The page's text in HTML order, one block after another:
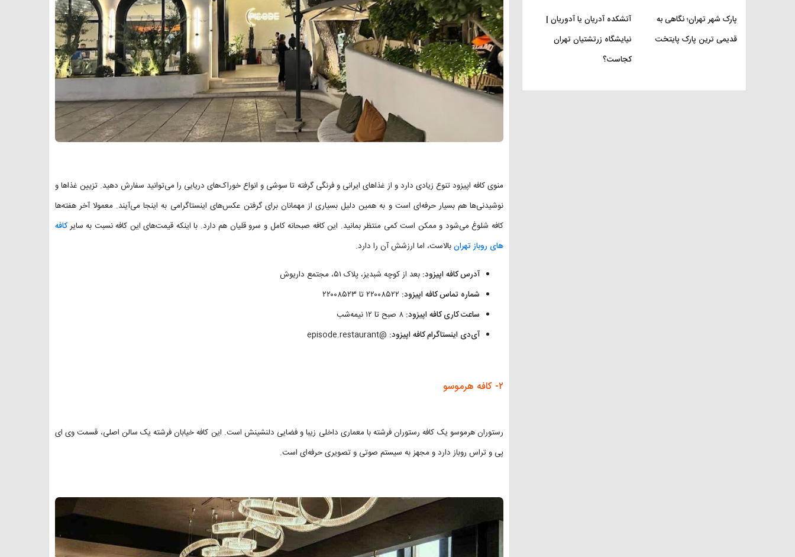
منوی کافه اپیزود تنوع زیادی دارد و از غذاهای ایرانی و فرنگی گرفته تا سوشی و انواع خوراک‌های دریایی را می‌توانید سفارش دهید. تزیین غذاها و
نوشیدنی‌ها هم بسیار حرفه‌ای است و به همین دلیل بسیاری از مهمانان برای گرفتن عکس‌های اینستاگرامی به اینجا می‌آیند. معمولا آخر هفته‌ها
کافه شلوغ می‌شود و ممکن است کمی منتظر بمانید. این کافه صبحانه کامل و سرو قلیان هم دارد. با اینکه قیمت‌های این کافه نسبت به سایرکافه
های روباز تهرانبالاست، اما ارزشش آن را دارد.
آدرس کافه اپیزود: بعد از کوچه شبدیز، پلاک ۵۱، مجتمع داریوش
شماره تماس کافه اپیزود:
ساعت کاری کافه اپیزود:
آی‌دی اینستاگرام کافه اپیزود: @episode.restaurant
۲- کافه هرموسو
رستوران هرموسو یک کافه رستوران فرشته با معماری داخلی زیبا و فضایی دلنشینش است. این کافه خیابان فرشته یک سالن اصلی، قسمت وی ای
پی و تراس روباز دارد و مجهز به سیستم صوتی و تصویری حرفه‌ای است.
پارک شهر تهران؛ نگاهی به
قدیمی ترین پارک پایتخت
آتشکده آدریان یا آدوریان |
نیایشگاه زرتشتیان تهران
کجاست؟